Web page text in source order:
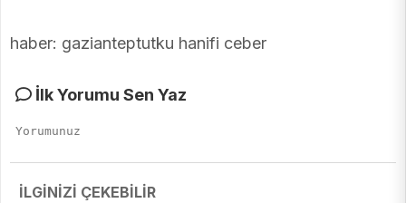
haber: gazianteptutku hanifi ceber
İlk Yorumu Sen Yaz
İLGİNİZİ ÇEKEBİLİR